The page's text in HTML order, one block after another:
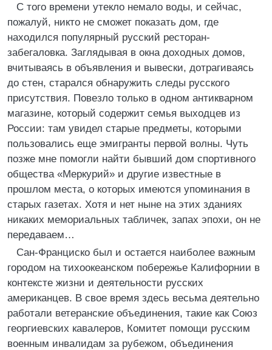
С того времени утекло немало воды, и сейчас,
пожалуй, никто не сможет показать дом, где
находился популярный русский ресторан-
забегаловка. Заглядывая в окна доходных домов,
вчитываясь в объявления и вывески, дотрагиваясь
до стен, старался обнаружить следы русского
присутствия. Повезло только в одном антикварном
магазине, который содержит семья выходцев из
России: там увидел старые предметы, которыми
пользовались еще эмигранты первой волны. Чуть
позже мне помогли найти бывший дом спортивного
общества «Меркурий» и другие известные в
прошлом места, о которых имеются упоминания в
старых газетах. Хотя и нет ныне на этих зданиях
никаких мемориальных табличек, запах эпохи, он не
передаваем…
Сан-Франциско был и остается наиболее важным
городом на тихоокеанском побережье Калифорнии в
контексте жизни и деятельности русских
американцев. В свое время здесь весьма деятельно
работали ветеранские объединения, такие как Союз
георгиевских кавалеров, Комитет помощи русским
военным инвалидам за рубежом, объединения